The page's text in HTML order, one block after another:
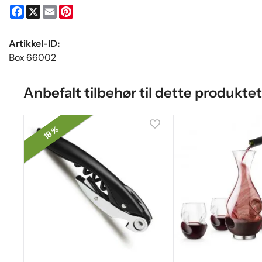
Facebook
X Email
Artikkel-ID:
Box 66002
Anbefalt tilbehør til dette produktet
18 %